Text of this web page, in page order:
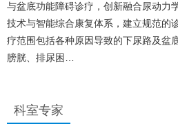
与盆底功能障碍诊疗，创新融合尿动力
技术与智能综合康复体系，建立规范的
疗范围包括各种原因导致的下尿路及盆
膀胱、排尿困…
科室专家